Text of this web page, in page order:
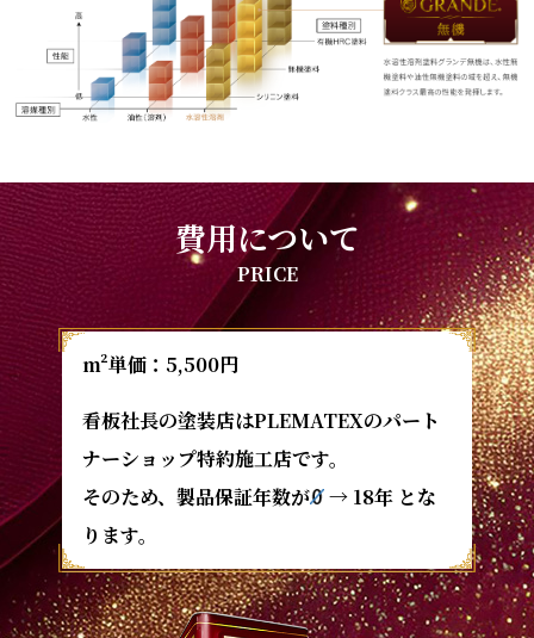
費用について
PRICE
m²単価：5,500円
看板社長の塗装店はPLEMATEXのパート
ナーショップ特約施工店です。
そのため、製品保証年数が
→ 18年 とな
ります。